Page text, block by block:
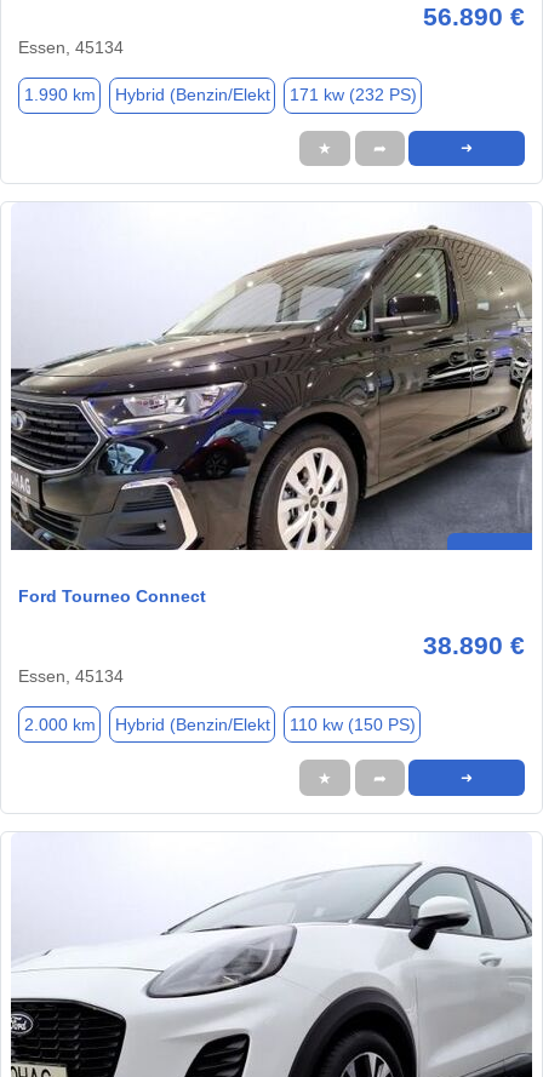
56.890 €
Essen, 45134
1.990 km Hybrid (Benzin/Elekt 171 kw (232 PS)
★ ➦ ➜
Ford Tourneo Connect
38.890 €
Essen, 45134
2.000 km Hybrid (Benzin/Elekt 110 kw (150 PS)
★ ➦ ➜